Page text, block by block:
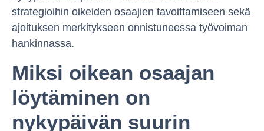
strategioihin oikeiden osaajien tavoittamiseen sekä
ajoituksen merkitykseen onnistuneessa työvoiman
hankinnassa.
Miksi oikean osaajan
löytäminen on
nykypäivän suurin